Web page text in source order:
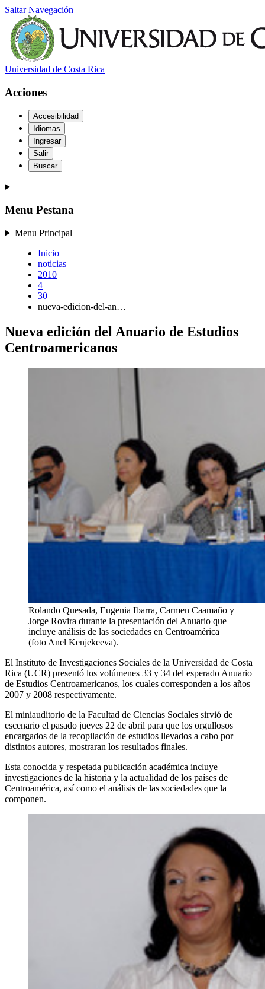
Saltar Navegación
Universidad de Costa Rica
Acciones
Accesibilidad
Idiomas
Ingresar
Salir
Buscar
Menu Pestana
Menu Principal
Inicio
noticias
2010
4
30
nueva-edicion-del-an…
Nueva edición del Anuario de Estudios
Centroamericanos
Rolando Quesada, Eugenia Ibarra, Carmen Caamaño y
Jorge Rovira durante la presentación del Anuario que
incluye análisis de las sociedades en Centroamérica
(foto Anel Kenjekeeva).
El Instituto de Investigaciones Sociales de la Universidad de Costa
Rica (UCR) presentó los volúmenes 33 y 34 del esperado Anuario
de Estudios Centroamericanos, los cuales corresponden a los años
2007 y 2008 respectivamente.
El miniauditorio de la Facultad de Ciencias Sociales sirvió de
escenario el pasado jueves 22 de abril para que los orgullosos
encargados de la recopilación de estudios llevados a cabo por
distintos autores, mostraran los resultados finales.
Esta conocida y respetada publicación académica incluye
investigaciones de la historia y la actualidad de los países de
Centroamérica, así como el análisis de las sociedades que la
componen.